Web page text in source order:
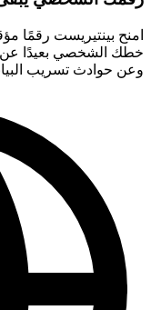
امنح بينتيريست رقمًا
خطك الشخصي بعيدًا عن
وعن حوادث تسريب